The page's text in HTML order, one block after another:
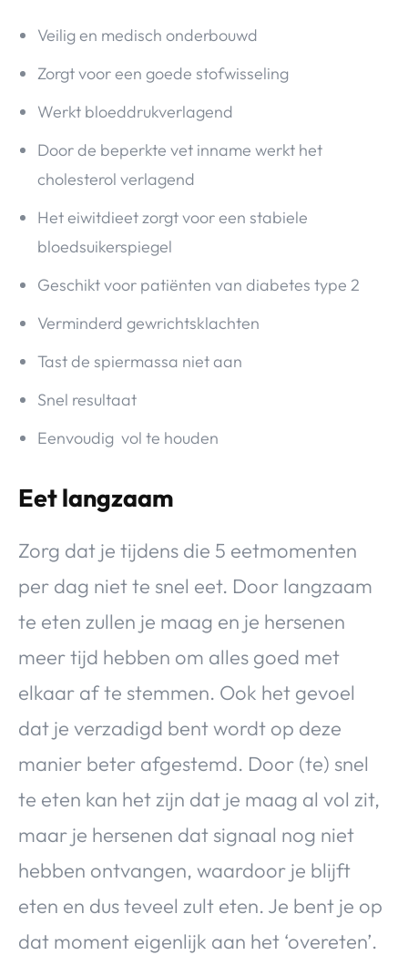
Veilig en medisch onderbouwd
Zorgt voor een goede stofwisseling
Werkt bloeddrukverlagend
Door de beperkte vet inname werkt het
cholesterol verlagend
Het eiwitdieet zorgt voor een stabiele
bloedsuikerspiegel
Geschikt voor patiënten van diabetes type 2
Verminderd gewrichtsklachten
Tast de spiermassa niet aan
Snel resultaat
Eenvoudig vol te houden
Eet langzaam
Zorg dat je tijdens die 5 eetmomenten
per dag niet te snel eet. Door langzaam
te eten zullen je maag en je hersenen
meer tijd hebben om alles goed met
elkaar af te stemmen. Ook het gevoel
dat je verzadigd bent wordt op deze
manier beter afgestemd. Door (te) snel
te eten kan het zijn dat je maag al vol zit,
maar je hersenen dat signaal nog niet
hebben ontvangen, waardoor je blijft
eten en dus teveel zult eten. Je bent je op
dat moment eigenlijk aan het ‘overeten’.